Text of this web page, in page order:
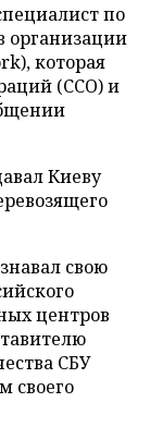
по
организации
которая
(ССО) и
Киеву
свою
центров
СБУ
своего